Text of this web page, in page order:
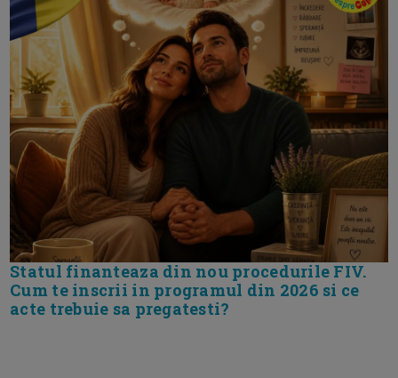
Statul finanteaza din nou procedurile FIV.
Cum te inscrii in programul din 2026 si ce
acte trebuie sa pregatesti?